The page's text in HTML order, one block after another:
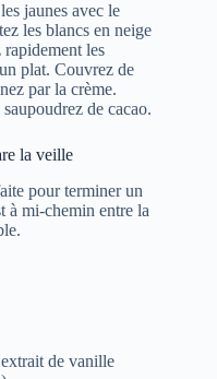
jaunes avec le
les blancs en neige
les
plat. Couvrez de
par la crème.
de cacao.
la veille
pour terminer un
à mi-chemin entre la
de vanille